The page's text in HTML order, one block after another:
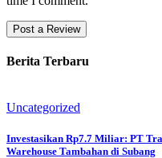
Berita Terbaru
Uncategorized
Investasikan Rp7.7 Miliar: PT
Warehouse Tambahan di Subang